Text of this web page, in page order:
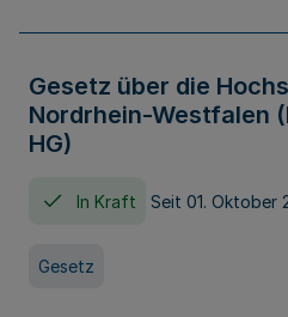
Gesetz über die
Nordrhein-Westfalen
HG)
In Kraft Seit 01. Oktober
Gesetz